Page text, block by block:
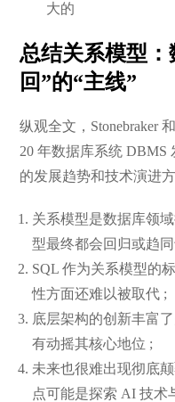
大的
总结关系模型
回”的“主线”
纵观全文，Stonebraker
20 年数据库系统 DBMS
的发展趋势和技术演进
关系模型是数据库领
型最终都会回归或趋
SQL 作为关系模型的
性方面还难以被取代 ;
底层架构的创新丰富
有动摇其核心地位 ;
未来也很难出现彻底
点可能是探索 AI 技术